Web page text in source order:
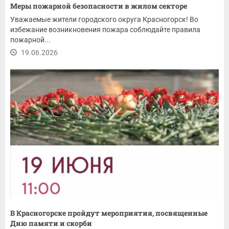
Меры пожарной безопасности в жилом секторе
Уважаемые жители городского округа Красногорск! Во
избежание возникновения пожара соблюдайте правила
пожарной...
19.06.2026
В Красногорске пройдут мероприятия, посвященные
Дню памяти и скорби